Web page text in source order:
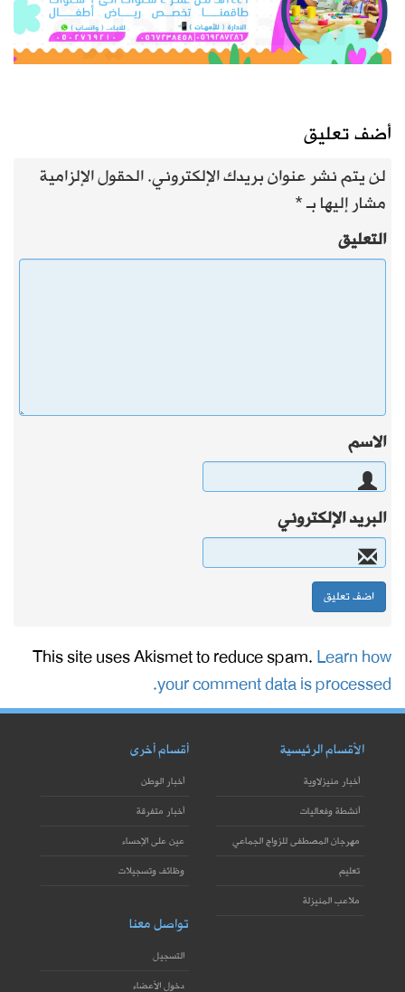
أضف تعليق
لن يتم نشر عنوان بريدك الإلكتروني.الحقول الإلزامية
مشار إليها بـ*
التعليق
الاسم
البريد الإلكتروني
This site uses Akismet to reduce spam.Learn how
your comment data is processed.
الأقسام الرئيسية
أخبار منيزلاوية
أنشطة وفعاليات
مهرجان المصطفى للزواج الجماعي
تعليم
ملاعب المنيزلة
أقسام أخرى
أخبار الوطن
أخبار متفرقة
عين على الإحساء
وظائف وتسجيلات
تواصل معنا
التسجيل
دخول الأعضاء